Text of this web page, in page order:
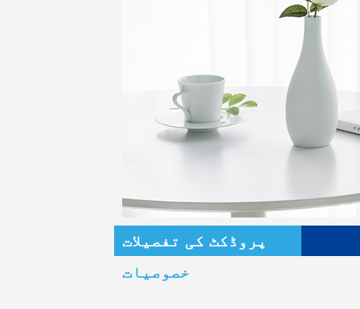
پروڈکٹ کی تفصیلات
خصوصیات